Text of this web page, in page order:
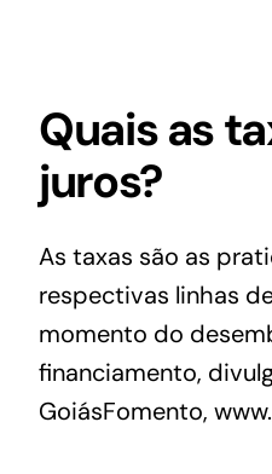
Quais as
juros?
As taxas são as
respectivas linhas
momento do
financiamento,
GoiásFomento,